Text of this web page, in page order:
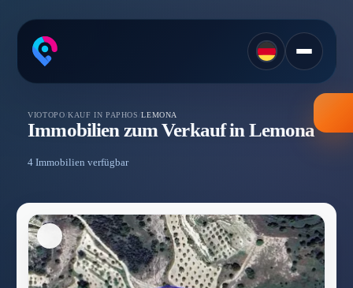
VIOTOPO /KAUF IN PAPHOS /LEMONA
Immobilien zum Verkauf in Lemona
4 Immobilien verfügbar